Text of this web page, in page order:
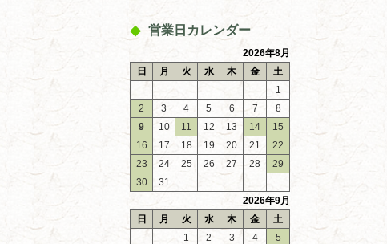
営業日カレンダー
2026年8月
日
月 火 水 木 金
土
1
2
3 4 5 6 7
8
9
10 11 12 13 14
15
16
17 18 19 20 21
22
23
24 25 26 27 28
29
30
31
2026年9月
日
月 火 水 木 金
土
1
2 3 4
5